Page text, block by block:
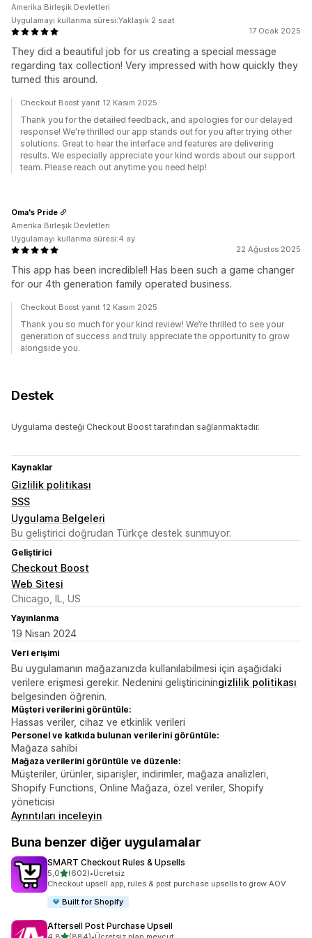
17 Ocak 2025
They did a beautiful job for us creating a special message
regarding tax collection! Very impressed with how quickly they
turned this around.
Amerika Birleşik Devletleri
Uygulamayı kullanma süresi:Yaklaşık 2 saat
Checkout Boost yanıt 12 Kasım 2025
Thank you for the detailed feedback, and apologies for our delayed
response! We're thrilled our app stands out for you after trying other
solutions. Great to hear the interface and features are delivering
results. We especially appreciate your kind words about our support
team. Please reach out anytime you need help!
22 Ağustos 2025
This app has been incredible!! Has been such a game changer
for our 4th generation family operated business.
Oma's Pride
Amerika Birleşik Devletleri
Uygulamayı kullanma süresi:4 ay
Checkout Boost yanıt 12 Kasım 2025
Thank you so much for your kind review! We’re thrilled to see your
generation of success and truly appreciate the opportunity to grow
alongside you.
Destek
Uygulama desteği Checkout Boost tarafından sağlanmaktadır.
Kaynaklar
Gizlilik politikası
SSS
Uygulama Belgeleri
Bu geliştirici doğrudan Türkçe destek sunmuyor.
Geliştirici
Checkout Boost
Web Sitesi
Chicago, IL, US
Yayınlanma
19 Nisan 2024
Veri erişimi
Bu uygulamanın mağazanızda kullanılabilmesi için aşağıdaki
verilere erişmesi gerekir. Nedenini geliştiriciningizlilik politikası
belgesinden öğrenin.
Müşteri verilerini görüntüle:
Hassas veriler, cihaz ve etkinlik verileri
Personel ve katkıda bulunan verilerini görüntüle:
Mağaza sahibi
Mağaza verilerini görüntüle ve düzenle:
Müşteriler, ürünler, siparişler, indirimler, mağaza analizleri,
Shopify Functions, Online Mağaza, özel veriler, Shopify
yöneticisi
Ayrıntıları inceleyin
Buna benzer diğer uygulamalar
SMART Checkout Rules & Upsells
5,05 yıldız üzerinden
(602)
toplam 602 değerlendirme
•Ücretsiz
Checkout upsell app, rules & post purchase upsells to grow AOV
Built for Shopify
Aftersell Post Purchase Upsell